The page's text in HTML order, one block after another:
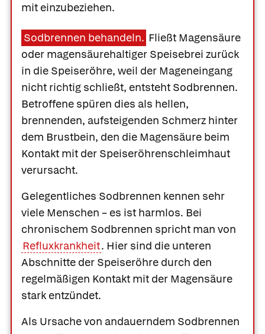
mit einzubeziehen.
Sodbrennen behandeln. Fließt Magensäure
oder magensäurehaltiger Speisebrei zurück
in die Speiseröhre, weil der Mageneingang
nicht richtig schließt, entsteht Sodbrennen.
Betroffene spüren dies als hellen,
brennenden, aufsteigenden Schmerz hinter
dem Brustbein, den die Magensäure beim
Kontakt mit der Speiseröhrenschleimhaut
verursacht.
Gelegentliches Sodbrennen kennen sehr
viele Menschen – es ist harmlos. Bei
chronischem Sodbrennen spricht man von
Refluxkrankheit. Hier sind die unteren
Abschnitte der Speiseröhre durch den
regelmäßigen Kontakt mit der Magensäure
stark entzündet.
Als Ursache von andauerndem Sodbrennen